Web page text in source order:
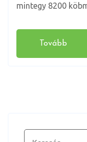
mintegy 8200
Tovább